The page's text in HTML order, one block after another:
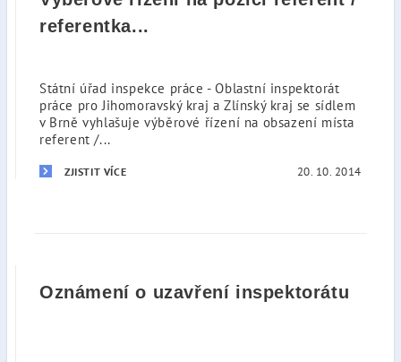
referentka...
Státní úřad inspekce práce - Oblastní inspektorát
práce pro Jihomoravský kraj a Zlínský kraj se sídlem
v Brně vyhlašuje výběrové řízení na obsazení místa
referent /...
ZJISTIT VÍCE 20. 10. 2014
Oznámení o uzavření inspektorátu